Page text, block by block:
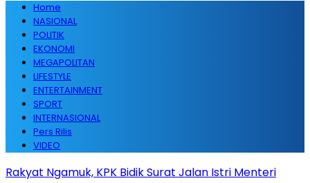
Home
NASIONAL
POLITIK
EKONOMI
MEGAPOLITAN
LIFESTYLE
ENTERTAINMENT
SPORT
INTERNASIONAL
Pers Rilis
VIDEO
Rakyat Ngamuk, KPK Bidik Surat Jalan Istri Menteri